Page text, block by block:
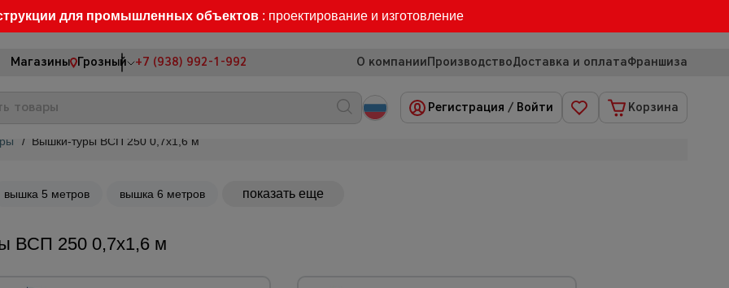
для промышленных объектов : проектирование и изготовление
Магазины Грозный +7 (938) 992-1-992 О компанииПроизводствоДоставка и оплатаФраншиза
Регистрация / Войти Корзина
/ Вышки-туры ВСП 250 0,7x1,6 м
вышка 5 метров вышка 6 метров показать еще
ВСП 250 0,7x1,6 м